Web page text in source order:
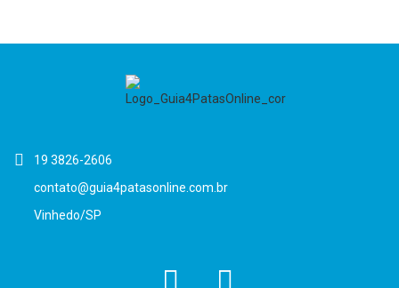
19 3826-2606
contato@guia4patasonline.com.br
Vinhedo/SP